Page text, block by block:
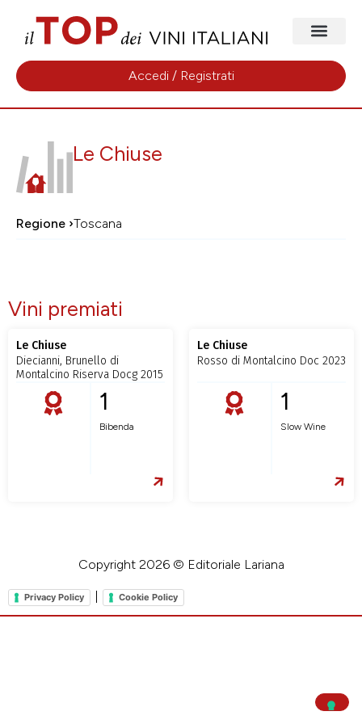
Accedi / Registrati
Le Chiuse
Regione ›Toscana
Vini premiati
Le Chiuse
Diecianni, Brunello di
Montalcino Riserva Docg 2015
1
Bibenda
Le Chiuse
Rosso di Montalcino Doc 2023
1
Slow Wine
Copyright 2026 © Editoriale Lariana
Privacy Policy Cookie Policy